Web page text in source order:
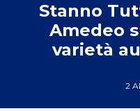
Stanno
Amedeo
varietà
2